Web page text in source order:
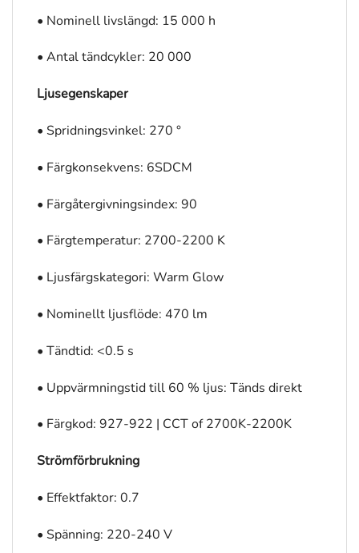
• Nominell livslängd: 15 000 h
• Antal tändcykler: 20 000
Ljusegenskaper
• Spridningsvinkel: 270 °
• Färgkonsekvens: 6SDCM
• Färgåtergivningsindex: 90
• Färgtemperatur: 2700-2200 K
• Ljusfärgskategori: Warm Glow
• Nominellt ljusflöde: 470 lm
• Tändtid: <0.5 s
• Uppvärmningstid till 60 % ljus: Tänds direkt
• Färgkod: 927-922 | CCT of 2700K-2200K
Strömförbrukning
• Effektfaktor: 0.7
• Spänning: 220-240 V